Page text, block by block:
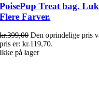
PoisePup Treat bag.
Flere Farver.
kr.399,00 Den oprindelige pris
pris er: kr.119,70.
Ikke på lager